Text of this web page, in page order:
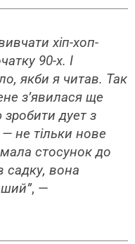
хіп-хоп-
90-х. І
якби я читав. Так
з’явилася ще
дует з
не тільки нове
стосунок до
садку, вона
, —